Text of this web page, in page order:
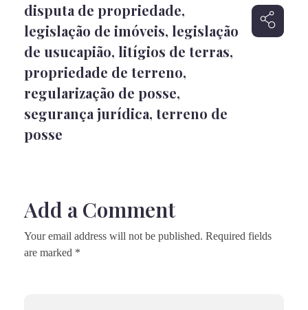
disputa de propriedade,
legislação de imóveis, legislação
de usucapião, litígios de terras,
propriedade de terreno,
regularização de posse,
segurança jurídica, terreno de
posse
Add a Comment
Your email address will not be published. Required fields
are marked *